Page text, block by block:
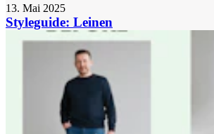
13. Mai 2025
Styleguide: Leinen